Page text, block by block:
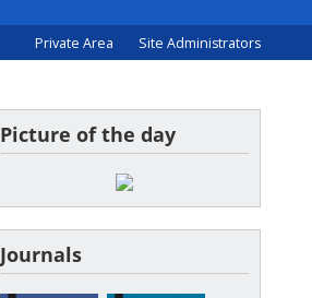
Private Area Site Administrators
Picture of the day
Journals